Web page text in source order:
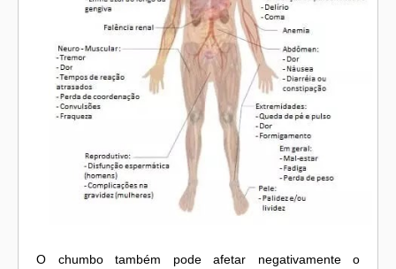
O chumbo também pode afetar negativamente o